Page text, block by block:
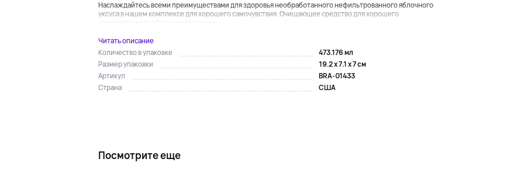
Наслаждайтесь всеми преимуществами для здоровья необработанного нефильтрованного яблочного
уксуса в нашем комплексе для хорошего самочувствия. Очищающее средство для хорошего
самочувствия с кайенским перцем и...
Читать описание
Количество в упаковке
473.176 мл
Размер упаковки
19.2 x 7.1 x 7 см
Артикул
BRA-01433
Страна
США
Посмотрите еще